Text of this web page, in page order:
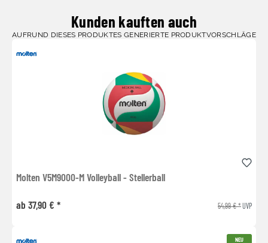
Kunden kauften auch
AUFRUND DIESES PRODUKTES GENERIERTE PRODUKTVORSCHLÄGE
Molten V5M9000-M Volleyball - Stellerball
ab 37,90 € * 54,99 € *UVP
NEU